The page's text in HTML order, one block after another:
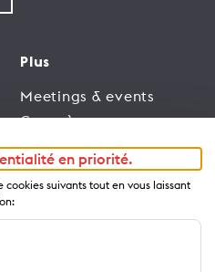
Plus
Meetings & events
Congrès
Trade
Espace Médias
Annonceurs
Brochures et guides
en priorité.
suivants tout en vous laissant